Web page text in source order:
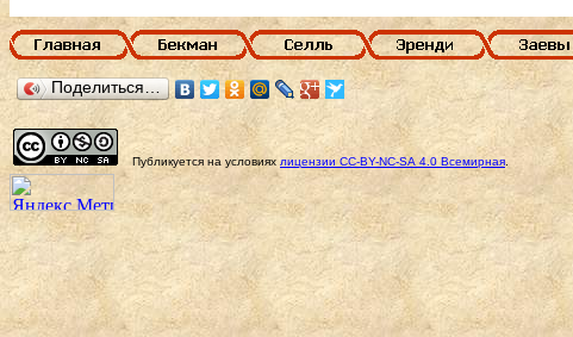
Поделиться…
Публикуется на условиях лицензииCC-BY-NC-SA 4.0 Всемирная